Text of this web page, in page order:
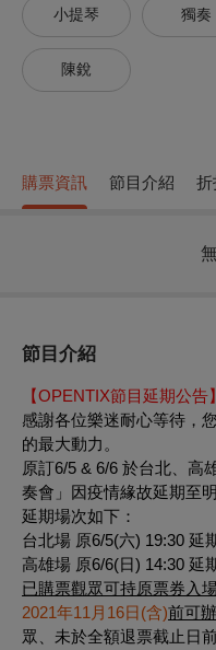
小提琴 獨奏
陳銳
購票資訊 節目介紹 折
節目介紹
【OPENTIX節目延期公告
感謝各位樂迷耐心等待，
的最大動力。
原訂6/5 & 6/6 於台北、
奏會」因疫情緣故延期至
延期場次如下：
台北場 原6/5(六) 19:30 延
高雄場 原6/6(日) 14:30 延
已購票觀眾可持原票券入
2021年11月16日(含)前可
眾、未於全額退票截止日